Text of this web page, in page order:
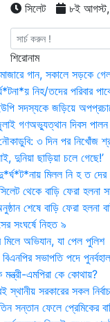
সিলেট ৮ই আগস্ট,
শিরোনাম
গান, সকালে সড়কে
নিহ/তদের পরিবার
সদস্যকে জড়িয়ে
গণঅভ্যুত্থান দিবস পালন
৩ দিন পর নিখোঁজ
দুনিয়া ছাড়িয়া চলে গেছে!’
মিলল নি হ ত দের
থেকে বাড়ি ফেরা হলনা
শেষে বাড়ি ফেরা হলনা
সংঘর্ষে নিহত ৯
মিলে অভিযান, যা পেল পুলিশ
সভাপতি পদে
মন্ত্রী-এমপিরা কে কোথায়?
সরকারের সকল
সন্তান ফেলে প্রেমিকের